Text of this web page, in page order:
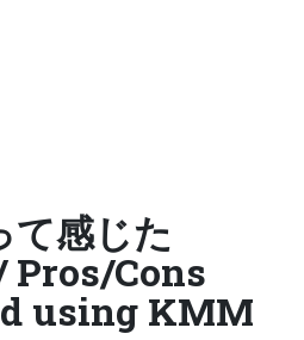
感じた
Pros/Cons
using KMM